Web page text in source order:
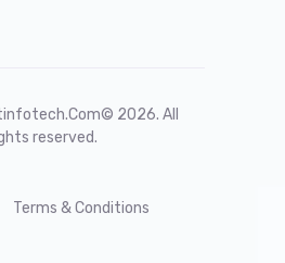
© 2026. All
reserved.
Terms & Conditions